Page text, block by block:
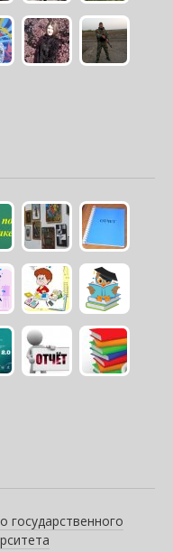
государственного